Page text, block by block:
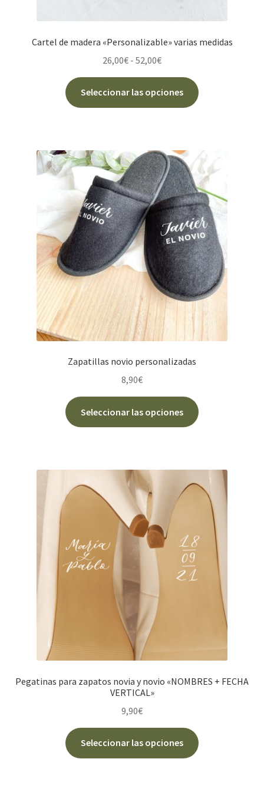
Cartel de madera «Personalizable» varias medidas
26,00€ - 52,00€Rango
precios:
52,00€
Seleccionar las opciones
producto
Las
opciones
se
pueden
elegir
en
la
página
de
producto
Zapatillas novio personalizadas
8,90€
Seleccionar las opciones
Este
producto
Las
opciones
pueden
elegir
página
producto
Pegatinas para zapatos novia y novio «NOMBRES + FECHA
VERTICAL»
9,90€
Seleccionar las opciones
producto